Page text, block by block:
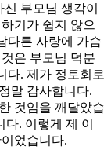
부모님 생각이
기가 쉽지 않으
다른 사랑에 가슴
은 부모님 덕분
다. 제가 정토회로
말 감사합니다.
것임을 깨달았습
. 이렇게 제 이
었습니다.